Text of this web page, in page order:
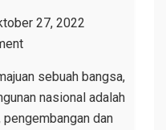
27, 2022
sebuah bangsa,
nasional adalah
dan